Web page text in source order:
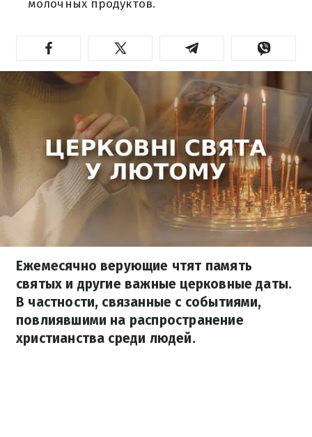
молочных продуктов.
Ежемесячно верующие чтят память
святых и другие важные церковные даты.
В частности, связанные с событиями,
повлиявшими на распространение
христианства среди людей.